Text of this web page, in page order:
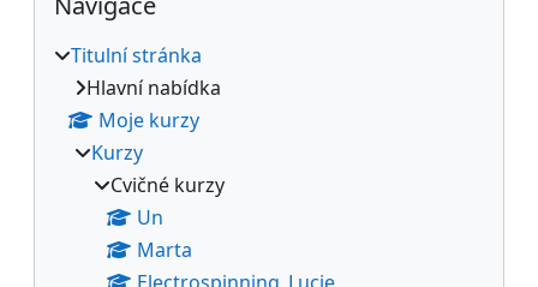
Titulní stránka
Hlavní nabídka
Moje kurzy
Kurzy
Cvičné kurzy
Un
Marta